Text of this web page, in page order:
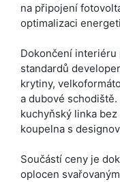
na připojení
optimalizaci
Dokončení interiéru
standardů
krytiny,
a dubové
kuchyňský linka
koupelna s
Součástí ceny je
oplocen